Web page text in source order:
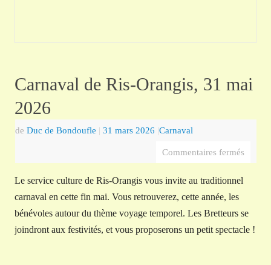
Carnaval de Ris-Orangis, 31 mai
2026
deDuc de Bondoufle | 31 mars 2026 |Carnaval
Commentaires fermés
Le service culture de Ris-Orangis vous invite au traditionnel
carnaval en cette fin mai. Vous retrouverez, cette année, les
bénévoles autour du thème voyage temporel. Les Bretteurs se
joindront aux festivités, et vous proposerons un petit spectacle !